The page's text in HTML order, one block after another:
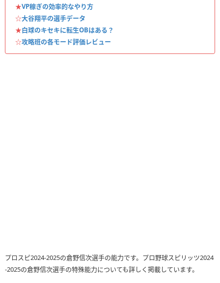
★VP稼ぎの効率的なやり方
☆大谷翔平の選手データ
★白球のキセキに転生OBはある？
☆攻略班の各モード評価レビュー
プロスピ2024-2025の倉野信次選手の能力です。プロ野球スピリッツ2024
-2025の倉野信次選手の特殊能力についても詳しく掲載しています。